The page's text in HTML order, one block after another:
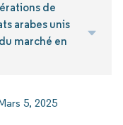
de
arabes unis
marché en
5, 2025